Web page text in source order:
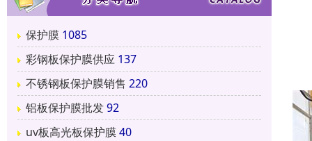
保护膜 1085
彩钢板保护膜供应 137
不锈钢板保护膜销售 220
铝板保护膜批发92
uv板高光板保护膜40